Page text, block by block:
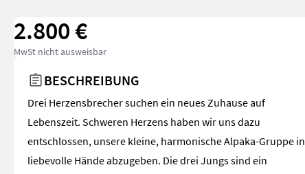
2.800 €
MwSt nicht ausweisbar
BESCHREIBUNG
Drei Herzensbrecher suchen ein neues Zuhause auf
Lebenszeit. Schweren Herzens haben wir uns dazu
entschlossen, unsere kleine, harmonische Alpaka-Gruppe in
liebevolle Hände abzugeben. Die drei Jungs sind ein